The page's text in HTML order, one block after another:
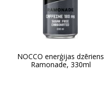
NOCCO enerģijas dzēriens
Ramonade, 330ml